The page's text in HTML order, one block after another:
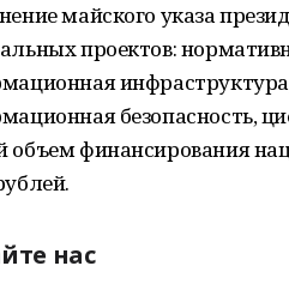
майского указа
проектов:
безопасность,
финансирования
нас